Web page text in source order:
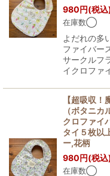
980円(税込
在庫数◯
よだれの多
ファイバー
サークルフ
イクロファ
【超吸収
（ボタニ
クロファイ
タイ５枚以
ー,花柄
980円(税込
在庫数◯